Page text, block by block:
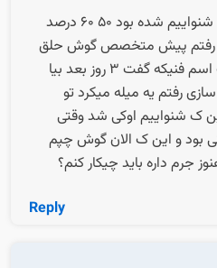
با سلام تقریبا ۲ هفته بود که شنواییم شده بود ۵۰ ۶۰ درصد
رفتم پیش متخصص گوش حلق
بینی یه قطره واسم نوشت ب اسم فنیکه گفت ۳ روز بعد بیا
رفتم یه میله میکرد تو
ک شنواییم اوکی شد وقتی
بود و این ک الان گوش چپم
جرم داره باید چیکار کنم؟
Reply